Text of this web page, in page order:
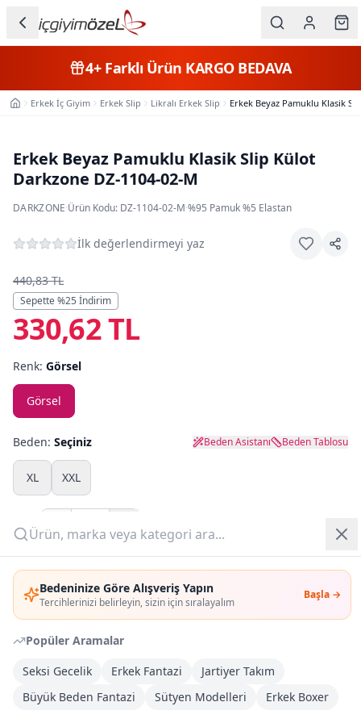
Bedeninize Göre Alışveriş Yapın
Tercihlerinizi belirleyin, sizin için sıralayalım
Başla →
Popüler Aramalar
Seksi Gecelik
Erkek Fantazi
Jartiyer Takım
Büyük Beden Fantazi
Sütyen Modelleri Erkek Boxer
Kategorileri
Erkek
Çocuk
Beden
Markalar
Plaj & Mayo
Yazlık Pijama
Yeni Gelenler
Giriş Yap
Üye Ol
4+Farklı Ürün KARGO BEDAVA
Ana SayfaErkek İç Giyim Erkek Slip Likralı Erkek Slip Erkek Beyaz Pamuklu Klasik
Erkek Beyaz Pamuklu Klasik Slip Külot
Darkzone DZ-1104-02-M
DARKZONE·Ürün Kodu: DZ-1104-02-M·%95 Pamuk %5 Elastan
İlk değerlendirmeyi yaz
440,83 TL
Sepette %25 İndirim
330,62 TL
Renk: Görsel
Görsel
Beden: Seçiniz Beden Asistanı Beden Tablosu
XL XXL
Adet:
Sepete Ekle
Şimdi Al
DHL Kargoya Teslim